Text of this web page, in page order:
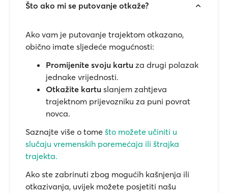
Što ako mi se putovanje otkaže?
Ako vam je putovanje trajektom otkazano,
obično imate sljedeće mogućnosti:
Promijenite svoju kartu za drugi polazak
jednake vrijednosti.
Otkažite kartu slanjem zahtjeva
trajektnom prijevozniku za puni povrat
novca.
Saznajte više o tome što možete učiniti u
slučaju vremenskih poremećaja ili štrajka
trajekta.
Ako ste zabrinuti zbog mogućih kašnjenja ili
otkazivanja, uvijek možete posjetiti našu